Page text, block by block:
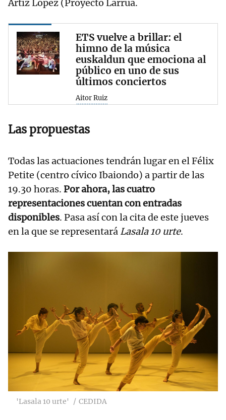
Artiz López (Proyecto Larrua.
ETS vuelve a brillar: el
himno de la música
euskaldun que emociona al
público en uno de sus
últimos conciertos
Aitor Ruiz
Las propuestas
Todas las actuaciones tendrán lugar en el Félix
Petite (centro cívico Ibaiondo) a partir de las
19.30 horas. Por ahora, las cuatro
representaciones cuentan con entradas
disponibles. Pasa así con la cita de este jueves
en la que se representará Lasala 10 urte.
'Lasala 10 urte' CEDIDA